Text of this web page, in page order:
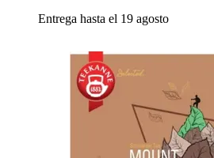
Entrega hasta el 19 agosto